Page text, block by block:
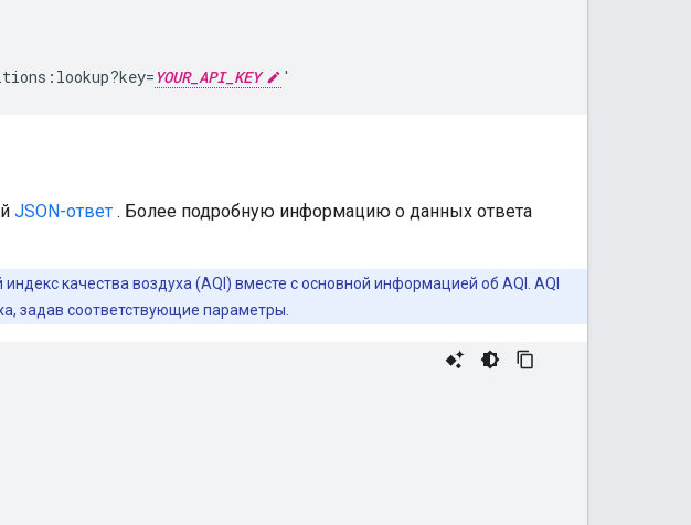
YOUR_API_KEY
JSON-ответ . Более подробную информацию о данных ответа
качества воздуха (AQI) вместе с основной информацией об AQI. AQI
задав соответствующие параметры.